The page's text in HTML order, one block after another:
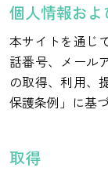
個人情報お
本サイトを通じ
話番号、メール
の取得、利用、
保護条例」に基
取得